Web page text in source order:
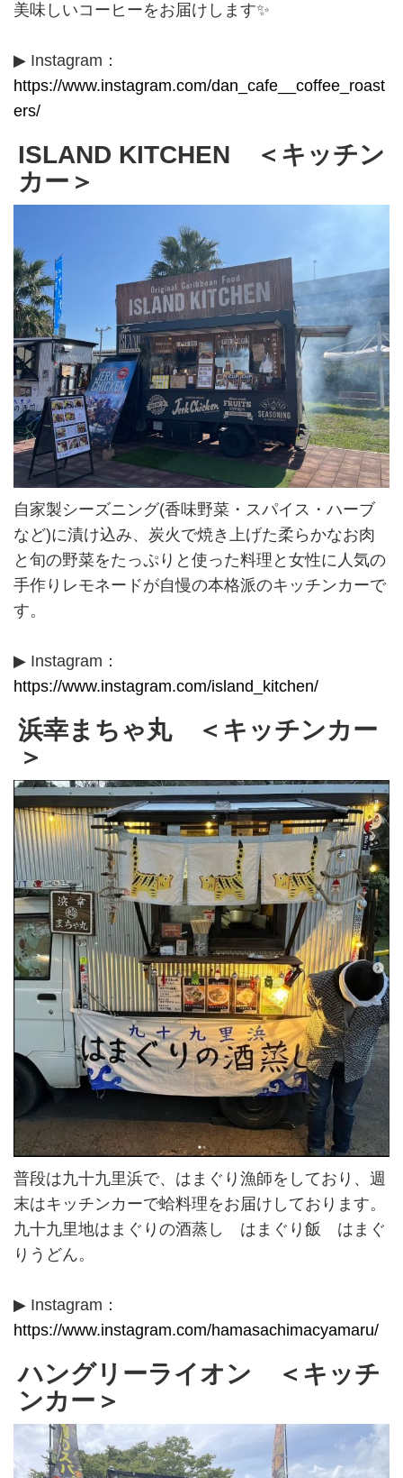
美味しいコーヒーをお届けします✨
▶ Instagram：
https://www.instagram.com/dan_cafe__coffee_roast
ers/
ISLAND KITCHEN ＜キッチン
カー＞
自家製シーズニング(香味野菜・スパイス・ハーブ
など)に漬け込み、炭火で焼き上げた柔らかなお肉
と旬の野菜をたっぷりと使った料理と女性に人気の
手作りレモネードが自慢の本格派のキッチンカーで
す。
▶ Instagram：
https://www.instagram.com/island_kitchen/
浜幸まちゃ丸 ＜キッチンカー
＞
普段は九十九里浜で、はまぐり漁師をしており、週
末はキッチンカーで蛤料理をお届けしております。
九十九里地はまぐりの酒蒸し はまぐり飯 はまぐ
りうどん。
▶ Instagram：
https://www.instagram.com/hamasachimacyamaru/
ハングリーライオン ＜キッチ
ンカー＞